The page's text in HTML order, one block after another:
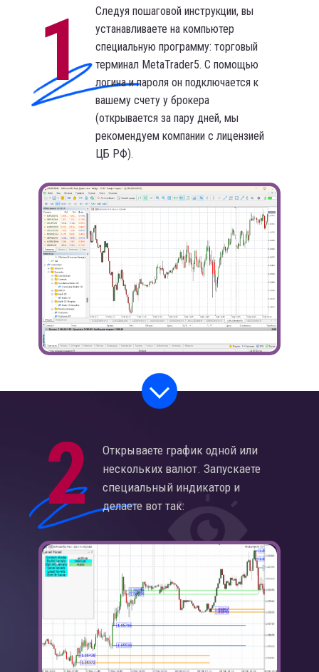
1
Следуя пошаговой инструкции, вы
устанавливаете на компьютер
специальную программу: торговый
терминал MetaTrader5. С помощью
логина и пароля он подключается к
вашему счету у брокера
(открывается за пару дней, мы
рекомендуем компании с лицензией
ЦБ РФ).
Торговый терминал позволяет вам
видеть графики цен валютных пар и
совершать с ними сделки купли/
продажи:
2
Открываете график одной или
нескольких валют. Запускаете
специальный индикатор и
делаете вот так: